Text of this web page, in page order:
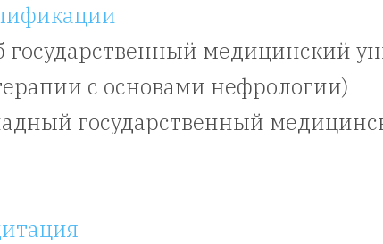
медицинский
с основами нефрологии)
государственный